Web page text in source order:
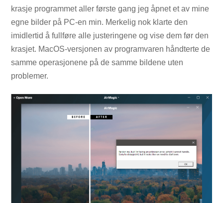
krasje programmet aller første gang jeg åpnet et av mine
egne bilder på PC-en min. Merkelig nok klarte den
imidlertid å fullføre alle justeringene og vise dem før den
krasjet. MacOS-versjonen av programvaren håndterte de
samme operasjonene på de samme bildene uten
problemer.